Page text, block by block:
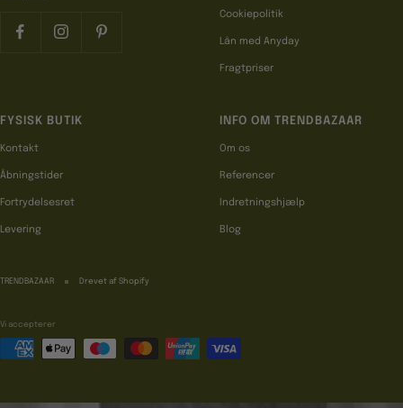
Cookiepolitik
Lån med Anyday
Fragtpriser
FYSISK BUTIK
Kontakt
Åbningstider
Fortrydelsesret
Levering
INFO OM TRENDBAZAAR
Om os
Referencer
Indretningshjælp
Blog
TRENDBAZAAR Drevet af Shopify
Vi accepterer